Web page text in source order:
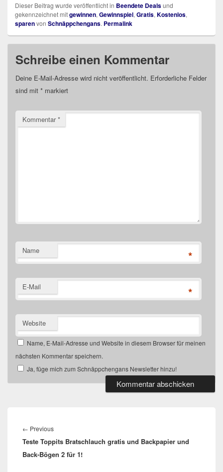
Dieser Beitrag wurde veröffentlicht in Beendete Dealsund
gekennzeichnet mitgewinnen, Gewinnspiel, Gratis, Kostenlos,
sparenvon Schnäppchengans. Permalink
Schreibe einen Kommentar
Deine E-Mail-Adresse wird nicht veröffentlicht. Erforderliche Felder
sind mit * markiert
Kommentar*
Name *
E-Mail *
Website
Name, E-Mail-Adresse und Website in diesem Browser für meinen
nächsten Kommentar speichern.
Ja, füge mich zum Schnäppchengans Newsletter hinzu!
← PreviousPrevious
post:
Teste Toppits Bratschlauch gratis und Backpapier und
Back-Bögen 2 für 1!